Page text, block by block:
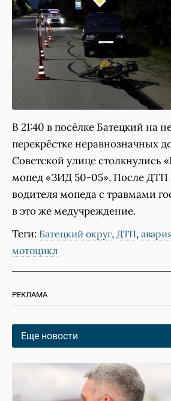
В 21:40 в посёлке Батецкий на
перекрёстке неравнозначных
Советской улице столкнулись
мопед «ЗИД 50-05». После ДТП
водителя мопеда с травмами
в это же медучреждение.
Теги: Батецкий округ, ДТП,
мотоцикл
РЕКЛАМА
Еще новости